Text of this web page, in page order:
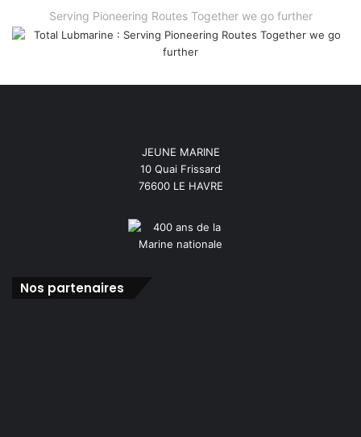
Serving Pioneering Routes Together we go further
JEUNE MARINE
10 Quai Frissard
76600 LE HAVRE
Nos partenaires